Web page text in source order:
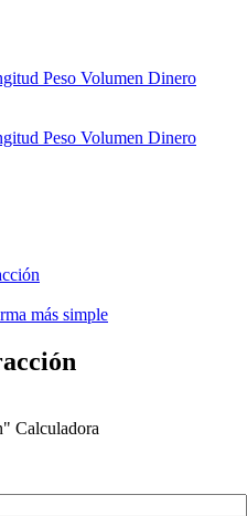
Peso Volumen Dinero
Peso Volumen Dinero
más simple
Calculadora